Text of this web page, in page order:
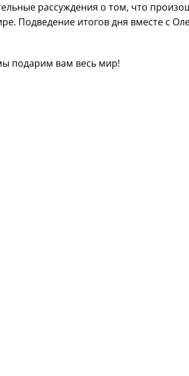
рассуждения о том, что
Подведение итогов дня вместе с
подарим вам весь мир!